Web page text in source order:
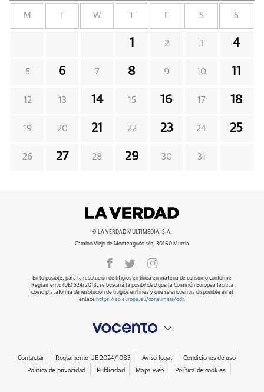
M W F S S
1 2 3 4
5 6 7 8 9 10 11
12 13 14 15 16 17 18
19 20 21 22 23 24 25
26 27 28 29 30 31
© LA VERDAD MULTIMEDIA, S.A.
Camino Viejo de Monteagudo s/n, 30160 Murcia
En lo posible, para la resolución de litigios en línea en materia de consumo conforme
Reglamento (UE) 524/2013, se buscará la posibilidad que la Comisión Europea facilita
como plataforma de resolución de litigios en línea y que se encuentra disponible en el
enlace https://ec.europa.eu/consumers/odr.
Contactar Reglamento UE 2024/1083 Aviso legal
Condiciones de uso
Política de privacidad
Publicidad Mapa web Política de cookies